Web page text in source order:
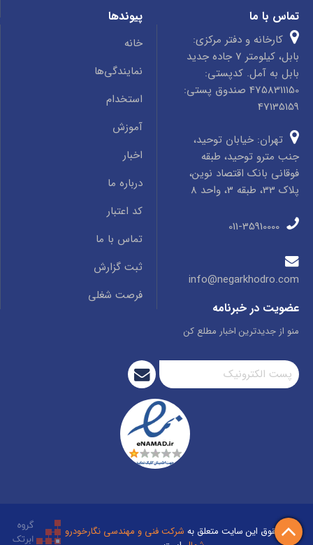
تماس با ما
کارخانه و دفتر مرکزی:
بابل، کیلومتر 7 جاده جدید
بابل به آمل. کدپستی:
4758311150 صندوق پستی:
47135159
تهران: خیابان توحید،
جنب مترو توحید، طبقه
فوقانی بانک اقتصاد نوین،
پلاک 33، طبقه 3، واحد 8
info@negarkhodro.com
پیوندها
خانه
نمایندگی‌ها
استخدام
آموزش
اخبار
درباره ما
کد اعتبار
تماس با ما
ثبت گزارش
فرصت شغلی
عضویت در خبرنامه
منو از جدیدترین اخبار مطلع کن
تمام حقوق این سایت متعلق به شرکت فنی و مهندسی نگارخودرو